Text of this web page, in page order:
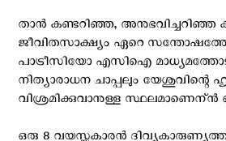
താന്‍ കണ്ടറിഞ്ഞ,
ജീവിതസാക്ഷ്യം ഏറെ
പാട്രീസിയോ എ‌സി‌ഐ
നിത്യാരാധന ചാപ്പലും യേശുവിന്റെ
വിശ്രമിക്കുവാനുള്ള